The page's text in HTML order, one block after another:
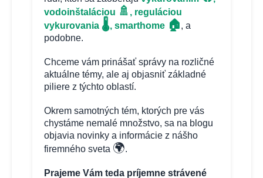
vodoinštaláciou 🚿 , reguláciou
vykurovania 🌡️, smarthome 🏠, a
podobne.
Chceme vám prinášať správy na rozličné
aktuálne témy, ale aj objasniť základné
piliere z týchto oblastí.
Okrem samotných tém, ktorých pre vás
chystáme nemalé množstvo, sa na blogu
objavia novinky a informácie z nášho
firemného sveta 🌍.
Prajeme Vám teda príjemne strávené